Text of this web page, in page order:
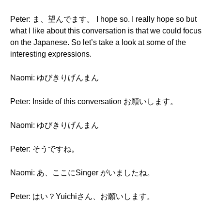
Peter: ま、望んでます。 I hope so. I really hope so but
what I like about this conversation is that we could focus
on the Japanese. So let’s take a look at some of the
interesting expressions.
Naomi: ゆびきりげんまん
Peter: Inside of this conversation お願いします。
Naomi: ゆびきりげんまん
Peter: そうですね。
Naomi: あ、ここにSinger がいましたね。
Peter: はい？Yuichiさん、お願いします。